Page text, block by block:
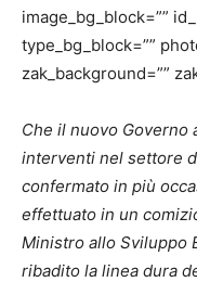
image_bg_block=””
type_bg_block=””
zak_background=””
Che il nuovo Governo
interventi nel settore
confermato in più
effettuato in un
Ministro allo Sviluppo
ribadito la linea dura